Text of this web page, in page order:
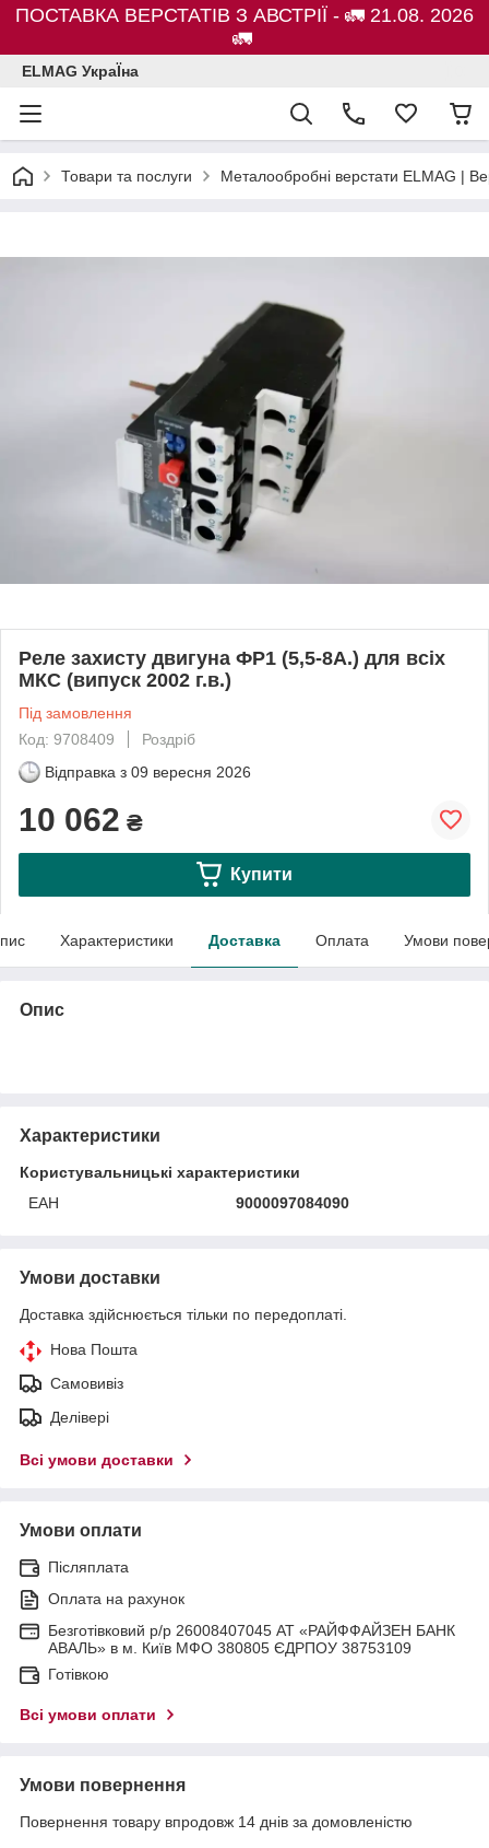
ПОСТАВКА ВЕРСТАТІВ З АВСТРІЇ - 🚛 21.08. 2026
🚛
ELMAG УкраЇна
Товари та послуги Металообробні верстати ELMAG |
Реле захисту двигуна ФР1 (5,5-8А.) для всіх
МКС (випуск 2002 г.в.)
Під замовлення
Код: 9708409
Роздріб
Відправка з 09 вересня 2026
10 062 ₴
Купити
Характеристики Доставка Оплата Умови
Опис
Характеристики
Користувальницькі характеристики
ЕАН
9000097084090
Умови доставки
Доставка здійснюється тільки по передоплаті.
Нова Пошта
Самовивіз
Делівері
Всі умови доставки
Умови оплати
Післяплата
Оплата на рахунок
Безготівковий р/р 26008407045 АТ «РАЙФФАЙЗЕН БАНК
АВАЛЬ» в м. Київ МФО 380805 ЄДРПОУ 38753109
Готівкою
Всі умови оплати
Умови повернення
Повернення товару впродовж 14 днів за домовленістю